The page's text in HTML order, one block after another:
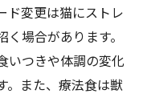
ド変更は猫にストレ
場合があります。
いつきや体調の変化
。また、療法食は獣